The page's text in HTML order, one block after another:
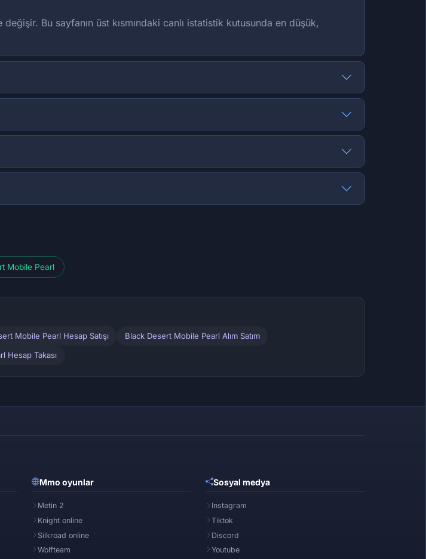
Bu sayfanın üst kısmındaki canlı istatistik kutusunda en düşük,
Mobile Pearl
Mobile Pearl Hesap Satışı Black Desert Mobile Pearl Alım Satım
Hesap Takası
Mmo oyunlar
Metin 2
Knight online
Silkroad online
Wolfteam
Sosyal medya
Instagram
Tiktok
Discord
Youtube